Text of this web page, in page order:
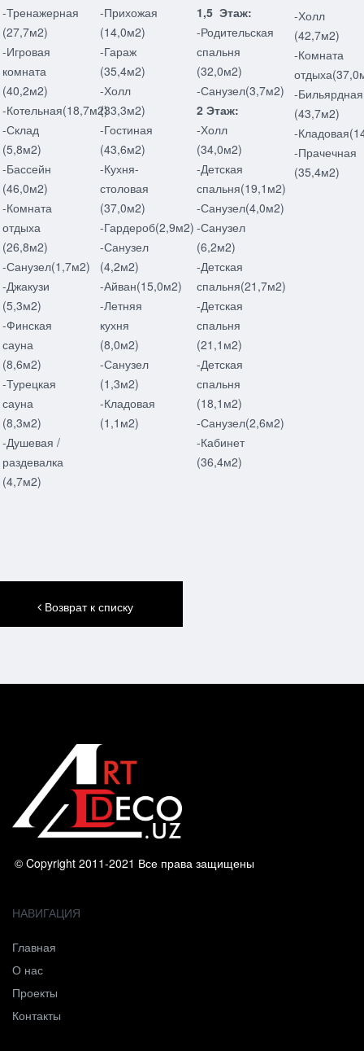
-Тренажерная
(27,7м2)
-Игровая
комната
(40,2м2)
-Котельная(18,7м2)
-Склад
(5,8м2)
-Бассейн
(46,0м2)
-Комната
отдыха
(26,8м2)
-Санузел(1,7м2)
-Джакузи
(5,3м2)
-Финская
сауна
(8,6м2)
-Турецкая
сауна
(8,3м2)
-Душевая /
раздевалка
(4,7м2)
-Прихожая
(14,0м2)
-Гараж
(35,4м2)
-Холл
(33,3м2)
-Гостиная
(43,6м2)
-Кухня-
столовая
(37,0м2)
-Гардероб(2,9м2)
-Санузел
(4,2м2)
-Айван(15,0м2)
-Летняя
кухня
(8,0м2)
-Санузел
(1,3м2)
-Кладовая
(1,1м2)
1,5 Этаж:
-Родительская
спальня
(32,0м2)
-Санузел(3,7м2)
2 Этаж:
-Холл
(34,0м2)
-Детская
спальня(19,1м2)
-Санузел(4,0м2)
-Санузел
(6,2м2)
-Детская
спальня(21,7м2)
-Детская
спальня
(21,1м2)
-Детская
спальня
(18,1м2)
-Санузел(2,6м2)
-Кабинет
(36,4м2)
-Холл
(42,7м2)
-Комната
-Бильярдная
(43,7м2)
-
-Прачечная
(35,4м2)
Возврат к списку
© Copyright 2011-2021 Все права защищены
НАВИГАЦИЯ
Главная
О нас
Проекты
Контакты